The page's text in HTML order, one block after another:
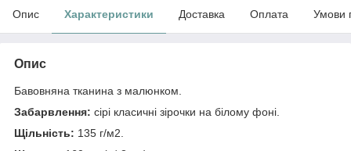
Опис Характеристики Доставка Оплата Умови
Опис
Бавовняна тканина з малюнком.
Забарвлення: сірі класичні зірочки на білому фоні.
Щільність: 135 г/м2.